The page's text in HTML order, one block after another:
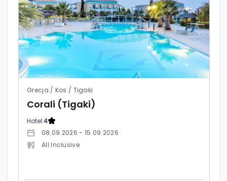
Grecja / Kos / Tigaki
Corali (Tigaki)
Hotel:4
08.09.2026 - 15.09.2026
All Inclusive